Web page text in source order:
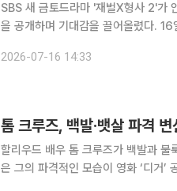
SBS 새 금토드라마 '재벌X형사 2'가
을 공개하며 기대감을 끌어올렸다. 16일 공개된 2차 티저에는 재벌 형사 진이수(안보현)와 새 강력1
력으로 판을 뒤집는 재벌 형사 진이수
2026-07-16 14:33
톰 크루즈, 백발·뱃살 파격
할리우드 배우 톰 크루즈가 백발과
은 그의 파격적인 모습이 영화 ‘디거’ 공식 예고편을